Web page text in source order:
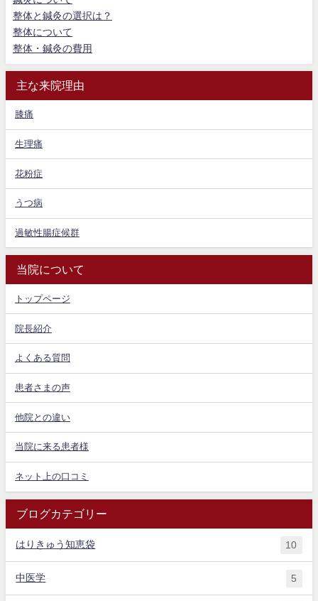
整体と鍼灸の選択は？
整体について
整体・鍼灸の費用
主な来院理由
膝痛
生理痛
花粉症
うつ病
過敏性腸症候群
当院について
トップページ
院長紹介
よくある質問
患者さまの声
他院との違い
当院に来る患者様
ネット上の口コミ
ブログカテゴリー
はりきゅう知恵袋 10
中医学 5